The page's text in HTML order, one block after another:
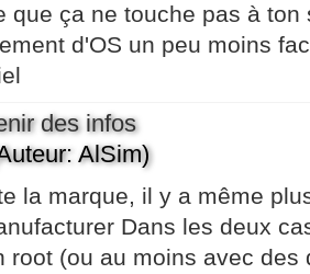
que ça ne touche pas à
d'OS un peu moins
des infos
AlSim)
la marque, il y a même
Dans les deux
root (ou au moins avec des